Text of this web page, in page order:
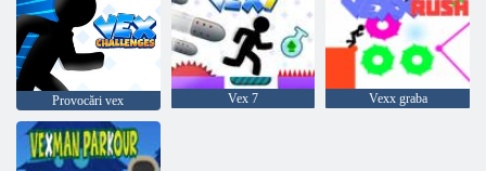
Provocări vex Vex 7 Vexx graba